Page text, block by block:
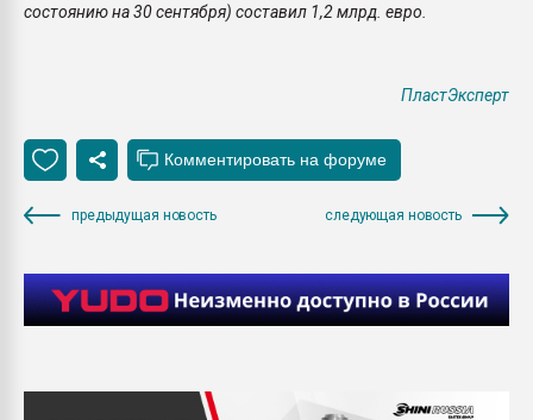
состоянию на 30 сентября) составил 1,2 млрд. евро.
ПластЭксперт
предыдущая новость следующая новость